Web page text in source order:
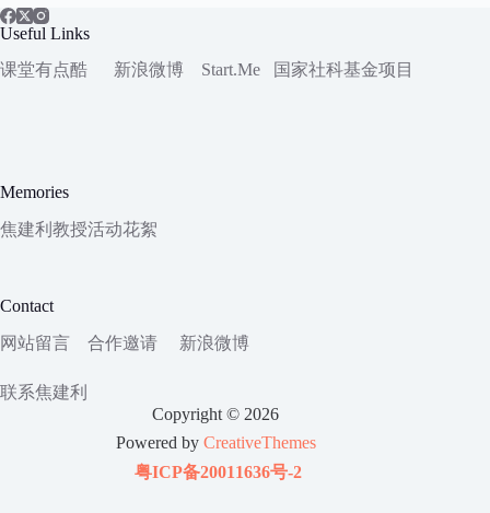
Useful Links
课堂有点酷
新浪微博 Start.Me 国家社科基金项目
Memories
焦建利教授活动花絮
Contact
网站留言
合作邀请 新浪微博
联系焦建利
Copyright © 2026
Powered by CreativeThemes
粤ICP备20011636号-2